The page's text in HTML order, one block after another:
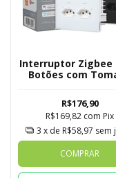
Interruptor Zigbee
Botões com
Novadigital Tuya
R$176,90
R$169,82 com Pix
3 x de R$58,97 sem
COMPRAR